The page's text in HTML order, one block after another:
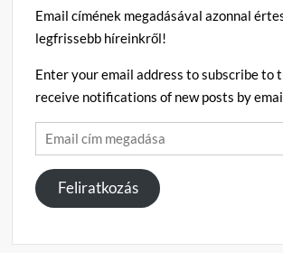
Email címének megadásával azonnal
legfrissebb híreinkről!
Enter your email address to subscribe to
receive notifications of new posts by
Email
cím
megadása
Feliratkozás